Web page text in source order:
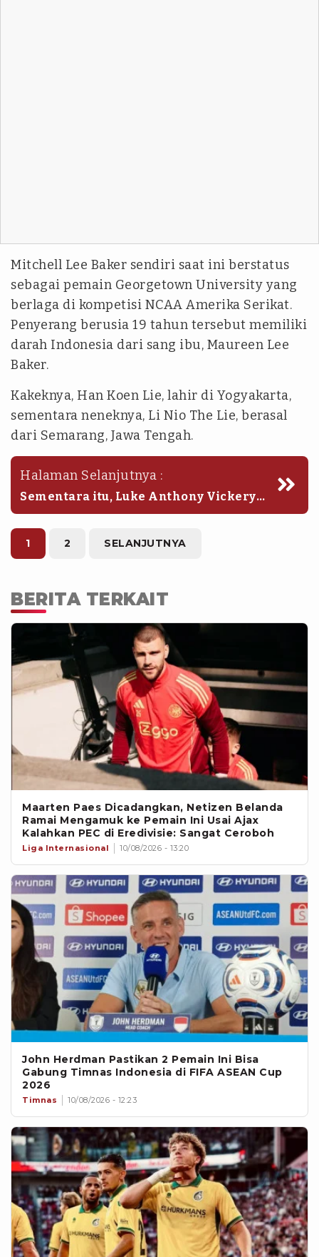
Mitchell Lee Baker sendiri saat ini berstatus
sebagai pemain Georgetown University yang
berlaga di kompetisi NCAA Amerika Serikat.
Penyerang berusia 19 tahun tersebut memiliki
darah Indonesia dari sang ibu, Maureen Lee
Baker.
Kakeknya, Han Koen Lie, lahir di Yogyakarta,
sementara neneknya, Li Nio The Lie, berasal
dari Semarang, Jawa Tengah.
Halaman Selanjutnya :
Sementara itu, Luke Anthony Vickery
merupakan pemain sayap berusia 20
tahun yang memperkuat Macarthur FC,
klub peserta kasta tertinggi Liga
Australia.
1 2 SELANJUTNYA
BERITA TERKAIT
Maarten Paes Dicadangkan, Netizen Belanda
Ramai Mengamuk ke Pemain Ini Usai Ajax
Kalahkan PEC di Eredivisie: Sangat Ceroboh
Liga Internasional 10/08/2026 - 13:20
John Herdman Pastikan 2 Pemain Ini Bisa
Gabung Timnas Indonesia di FIFA ASEAN Cup
2026
Timnas 10/08/2026 - 12:23